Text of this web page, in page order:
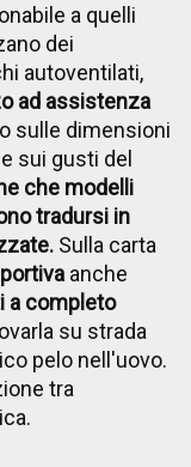
a quelli
dei
autoventilati,
ad assistenza
sulle dimensioni
sui gusti del
che modelli
tradursi in
Sulla carta
anche
a completo
su strada
pelo nell'uovo.
tra